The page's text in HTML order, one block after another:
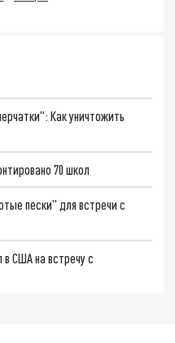
Как уничтожить
70 школ
пески" для встречи с
США на встречу с